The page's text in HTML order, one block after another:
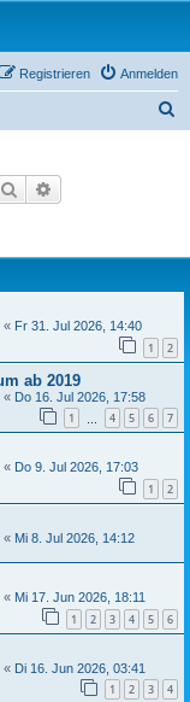
Anmelden
Registrieren
Suche
« Fr 31. Jul 2026, 14:40
1 2
ab 2019
« Do 16. Jul 2026, 17:58
1 4 5 6 7
« Do 9. Jul 2026, 17:03
1 2
« Mi 8. Jul 2026, 14:12
« Mi 17. Jun 2026, 18:11
1 2 3 4 5 6
« Di 16. Jun 2026, 03:41
1 2 3 4